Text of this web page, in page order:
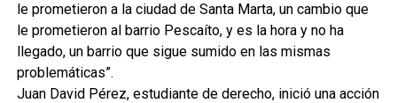
le prometieron a la ciudad de Santa Marta, un cambio que
le prometieron al barrio Pescaíto, y es la hora y no ha
llegado, un barrio que sigue sumido en las mismas
problemáticas”.
Juan David Pérez, estudiante de derecho, inició una acción